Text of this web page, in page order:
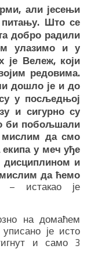
али јесењи
питању. Што се
добро радили
улазимо и у
је Вележ, који
редовима.
дошло је и до
у посљедњој
и сигурно су
би побољшали
мислим да смо
екипа у меч уђе
и
да ћемо
истакао је
на домаћем
је исто
и само 3